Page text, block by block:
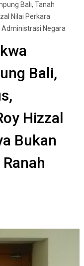
Bali, Tanah
Nilai Perkara
Administrasi Negara
Bali,
Hizzal
Bukan